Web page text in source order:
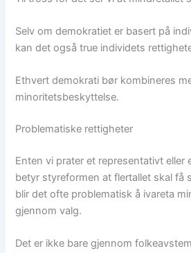
Selv om demokratiet er basert på
kan det også true individets
Ethvert demokrati bør kombineres
minoritetsbeskyttelse.
Problematiske rettigheter
Enten vi prater et representativt eller
betyr styreformen at flertallet skal få
blir det ofte problematisk å ivareta
gjennom valg.
Det er ikke bare gjennom